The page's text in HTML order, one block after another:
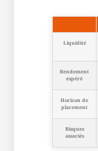
Liquidité
Rendement
espéré
Horizon de
placement
Risques
associés